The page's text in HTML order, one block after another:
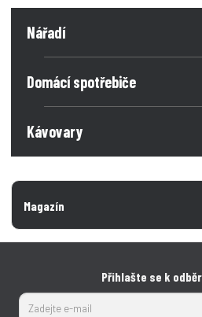
Nářadí
Domácí spotřebiče
Kávovary
Magazín
Přihlašte se k